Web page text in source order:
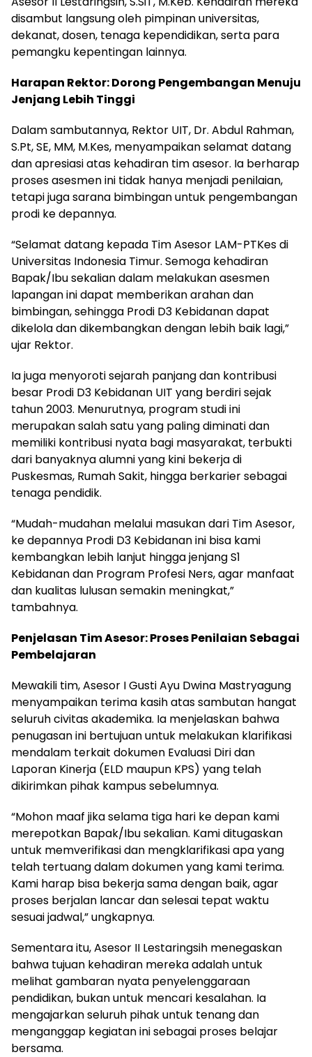
disambut langsung oleh pimpinan universitas,
dekanat, dosen, tenaga kependidikan, serta para
pemangku kepentingan lainnya.
Harapan Rektor: Dorong Pengembangan Menuju
Jenjang Lebih Tinggi
Dalam sambutannya, Rektor UIT, Dr. Abdul Rahman,
S.Pt, SE, MM, M.Kes, menyampaikan selamat datang
dan apresiasi atas kehadiran tim asesor. Ia berharap
proses asesmen ini tidak hanya menjadi penilaian,
tetapi juga sarana bimbingan untuk pengembangan
prodi ke depannya.
“Selamat datang kepada Tim Asesor LAM-PTKes di
Universitas Indonesia Timur. Semoga kehadiran
Bapak/Ibu sekalian dalam melakukan asesmen
lapangan ini dapat memberikan arahan dan
bimbingan, sehingga Prodi D3 Kebidanan dapat
dikelola dan dikembangkan dengan lebih baik lagi,”
ujar Rektor.
Ia juga menyoroti sejarah panjang dan kontribusi
besar Prodi D3 Kebidanan UIT yang berdiri sejak
tahun 2003. Menurutnya, program studi ini
merupakan salah satu yang paling diminati dan
memiliki kontribusi nyata bagi masyarakat, terbukti
dari banyaknya alumni yang kini bekerja di
Puskesmas, Rumah Sakit, hingga berkarier sebagai
tenaga pendidik.
“Mudah-mudahan melalui masukan dari Tim Asesor,
ke depannya Prodi D3 Kebidanan ini bisa kami
kembangkan lebih lanjut hingga jenjang S1
Kebidanan dan Program Profesi Ners, agar manfaat
dan kualitas lulusan semakin meningkat,”
tambahnya.
Penjelasan Tim Asesor: Proses Penilaian Sebagai
Pembelajaran
Mewakili tim, Asesor I Gusti Ayu Dwina Mastryagung
menyampaikan terima kasih atas sambutan hangat
seluruh civitas akademika. Ia menjelaskan bahwa
penugasan ini bertujuan untuk melakukan klarifikasi
mendalam terkait dokumen Evaluasi Diri dan
Laporan Kinerja (ELD maupun KPS) yang telah
dikirimkan pihak kampus sebelumnya.
“Mohon maaf jika selama tiga hari ke depan kami
merepotkan Bapak/Ibu sekalian. Kami ditugaskan
untuk memverifikasi dan mengklarifikasi apa yang
telah tertuang dalam dokumen yang kami terima.
Kami harap bisa bekerja sama dengan baik, agar
proses berjalan lancar dan selesai tepat waktu
sesuai jadwal,” ungkapnya.
Sementara itu, Asesor II Lestaringsih menegaskan
bahwa tujuan kehadiran mereka adalah untuk
melihat gambaran nyata penyelenggaraan
pendidikan, bukan untuk mencari kesalahan. Ia
mengajarkan seluruh pihak untuk tenang dan
menganggap kegiatan ini sebagai proses belajar
bersama.